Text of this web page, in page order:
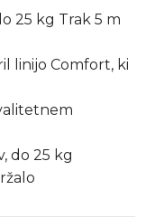
25 kg Trak 5 m
linijo Comfort, ki
do 25 kg